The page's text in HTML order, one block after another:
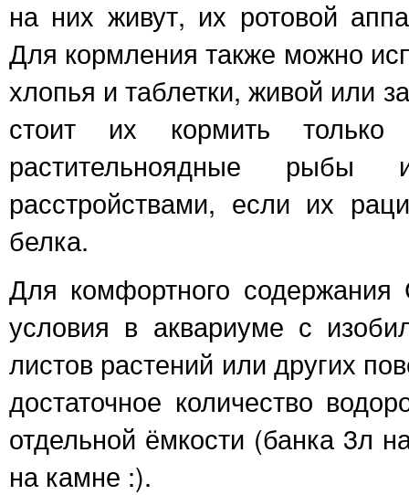
на них живут, их ротовой
Для кормления также можно
хлопья и таблетки, живой или
стоит их кормить
растительноядные рыбы
расстройствами, если их
белка.
Для комфортного
условия в аквариуме с
листов растений или других
достаточное количество
отдельной ёмкости (банка 3л
на камне :).